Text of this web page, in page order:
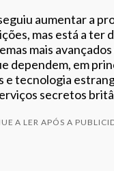
aumentar a
mas está a ter
mais avançados
dependem, em
e tecnologia
secretos
A LER APÓS A